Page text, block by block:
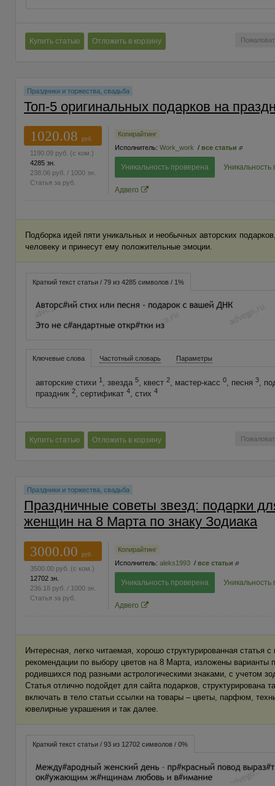
Купить статью Отложить в корзину
Праздники и торжества, свадьба
Топ-5 оригинальных подарков на
1020.08
руб.
1190.09 руб. (с ком.)
4285 зн.
238.06 руб. / 1000 зн.
Статья за руб.
Копирайтинг
Исполнитель: Work_work / все статьи
Уникальность проверена Уникальность
Адвего
Подборка идей пяти уникальных и необычных авторских
человеку и принесут ему положительные эмоции.
Краткий текст статьи / 79 из 4285 символов / 1%
Ключевые слова Частотный словарь Параметры
авторские стихи 1, звезда 5, квест 2, мастер-касс 0, песня 3,
праздник 2, сертификат 4, стих 4
Купить статью Отложить в корзину
Праздники и торжества, свадьба
Праздничные советы звезд: подарки
женщин на 8 Марта по знаку Зодиака
3000.00
руб.
3500.00 руб. (с ком.)
12702 зн.
236.18 руб. / 1000 зн.
Статья за руб.
Копирайтинг
Исполнитель: aleks1993 / все статьи
Уникальность проверена Уникальность
Адвего
Интересная, легко читаемая, хорошо структурированная статья
рекомендации по выбору цветов на 8 Марта, изложены варианты
родившихся под разными астрологическими знаками, с учетом
Статья отлично подойдет для сайта подарков, структурирована
включать в тело статьи ссылки на товары – цветы, парфюм,
ювелирные украшения и так далее.
Краткий текст статьи / 93 из 12702 символов / 0%